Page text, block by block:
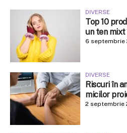
DIVERSE
Top 10
un ten mixt
6 septembrie
DIVERSE
Riscuri în
micilor
2 septembrie